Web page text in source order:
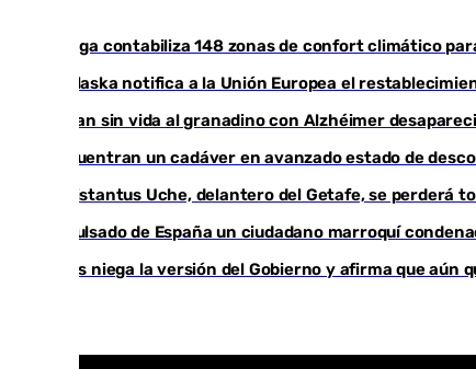
Málaga contabiliza 148 zonas de confort climático
Marlaska notifica a la Unión Europea el
Hallan sin vida al granadino con Alzhéimer
Encuentran un cadáver en avanzado estado de
Christantus Uche, delantero del Getafe, se perderá
Expulsado de España un ciudadano marroquí
Vivas niega la versión del Gobierno y afirma que